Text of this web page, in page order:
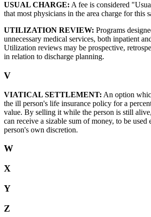
USUAL CHARGE: A fee is considered
that most physicians in the area charge for this
UTILIZATION REVIEW: Programs
unnecessary medical services, both inpatient
Utilization reviews may be prospective,
in relation to discharge planning.
V
VIATICAL SETTLEMENT: An option
the ill person's life insurance policy for a
value. By selling it while the person is still
can receive a sizable sum of money, to be used
person's own discretion.
W
X
Y
Z